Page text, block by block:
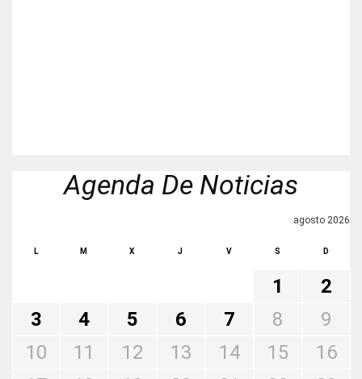
Agenda De Noticias
agosto 2026
L M X J V S D
1
2
3
4 5 6 7 8
9
10
11 12 13 14 15
16